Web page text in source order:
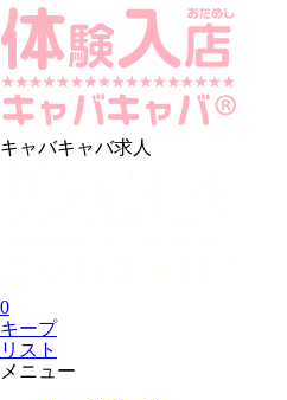
キャバキャバ求人
0
キープ
リスト
メニュー